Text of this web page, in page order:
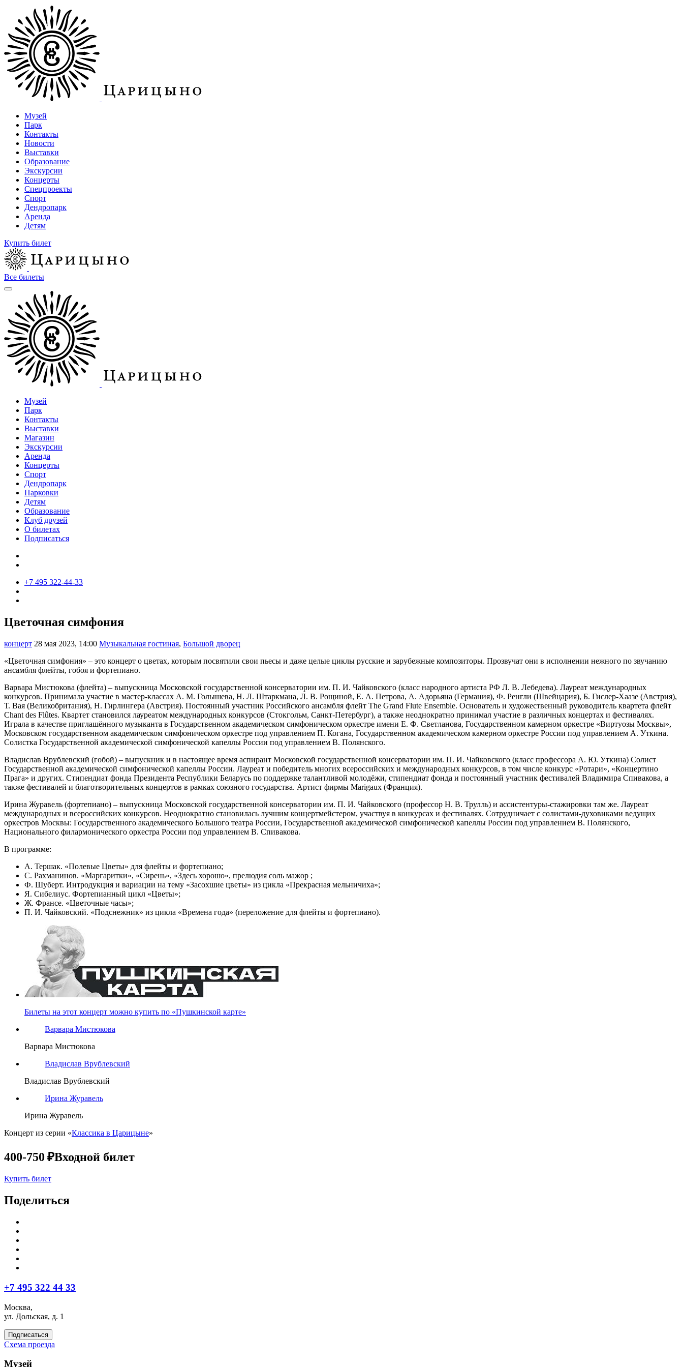
Музей
Парк
Контакты
Новости
Выставки
Образование
Экскурсии
Концерты
Спецпроекты
Спорт
Дендропарк
Аренда
Детям
Купить билет
Все билеты
Музей
Парк
Контакты
Выставки
Магазин
Экскурсии
Аренда
Концерты
Спорт
Дендропарк
Парковки
Детям
Образование
Клуб друзей
О билетах
Подписаться
+7 495 322-44-33
Цветочная симфония
концерт 28 мая 2023, 14:00 Музыкальная гостиная, Большой дворец
«Цветочная симфония» – это концерт о цветах, которым посвятили свои пьесы и даже целые циклы русские и зарубежные композиторы. Прозвучат они в исполнении нежного по звучанию
ансамбля флейты, гобоя и фортепиано.
Варвара Мистюкова (флейта) – выпускница Московской государственной консерватории им. П. И. Чайковского (класс народного артиста РФ Л. В. Лебедева). Лауреат международных
конкурсов. Принимала участие в мастер-классах А. М. Голышева, Н. Л. Штаркмана, Л. В. Рощиной, Е. А. Петрова, А. Адорьяна (Германия), Ф. Ренгли (Швейцария), Б. Гислер-Хаазе (Австрия),
Т. Вая (Великобритания), Н. Гирлингера (Австрия). Постоянный участник Российского ансамбля флейт The Grand Flute Ensemble. Основатель и художественный руководитель квартета флейт
Chant des Flûtes. Квартет становился лауреатом международных конкурсов (Стокгольм, Санкт-Петербург), а также неоднократно принимал участие в различных концертах и фестивалях.
Играла в качестве приглашённого музыканта в Государственном академическом симфоническом оркестре имени Е. Ф. Светланова, Государственном камерном оркестре «Виртуозы Москвы»,
Московском государственном академическом симфоническом оркестре под управлением П. Когана, Государственном академическом камерном оркестре России под управлением А. Уткина.
Солистка Государственной академической симфонической капеллы России под управлением В. Полянского.
Владислав Врублевский (гобой) – выпускник и в настоящее время аспирант Московской государственной консерватории им. П. И. Чайковского (класс профессора А. Ю. Уткина) Солист
Государственной академической симфонической капеллы России. Лауреат и победитель многих всероссийских и международных конкурсов, в том числе конкурс «Ротари», «Концертино
Прага» и других. Стипендиат фонда Президента Республики Беларусь по поддержке талантливой молодёжи, стипендиат фонда и постоянный участник фестивалей Владимира Спивакова, а
также фестивалей и благотворительных концертов в рамках союзного государства. Артист фирмы Marigaux (Франция).
Ирина Журавель (фортепиано) – выпускница Московской государственной консерватории им. П. И. Чайковского (профессор Н. В. Трулль) и ассистентуры-стажировки там же. Лауреат
международных и всероссийских конкурсов. Неоднократно становилась лучшим концертмейстером, участвуя в конкурсах и фестивалях. Сотрудничает с солистами-духовиками ведущих
оркестров Москвы: Государственного академического Большого театра России, Государственной академической симфонической капеллы России под управлением В. Полянского,
Национального филармонического оркестра России под управлением В. Спивакова.
В программе:
А. Тершак. «Полевые Цветы» для флейты и фортепиано;
С. Рахманинов. «Маргаритки», «Сирень», «Здесь хорошо», прелюдия соль мажор ;
Ф. Шуберт. Интродукция и вариации на тему «Засохшие цветы» из цикла «Прекрасная мельничиха»;
Я. Сибелиус. Фортепианный цикл «Цветы»;
Ж. Франсе. «Цветочные часы»;
П. И. Чайковский. «Подснежник» из цикла «Времена года» (переложение для флейты и фортепиано).
Билеты на этот концерт можно купить по «Пушкинской карте»
Варвара Мистюкова
Варвара Мистюкова
Владислав Врублевский
Владислав Врублевский
Ирина Журавель
Ирина Журавель
Концерт из серии «Классика в Царицыне»
400-750 ₽Входной билет
Купить билет
Поделиться
+7 495 322 44 33
Москва,
ул. Дольская, д. 1
Подписаться
Схема проезда
Музей